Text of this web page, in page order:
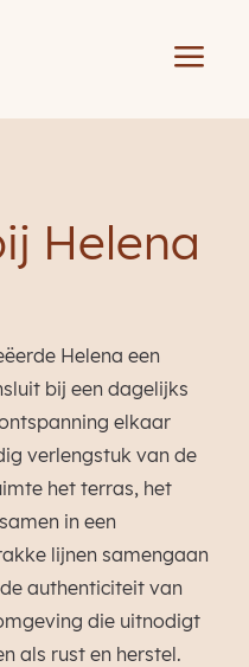
a
Helena
Helena een
bij een dagelijks
elkaar
verlengstuk van de
het terras, het
in een
lijnen samengaan
authenticiteit van
die uitnodigt
als rust en herstel.